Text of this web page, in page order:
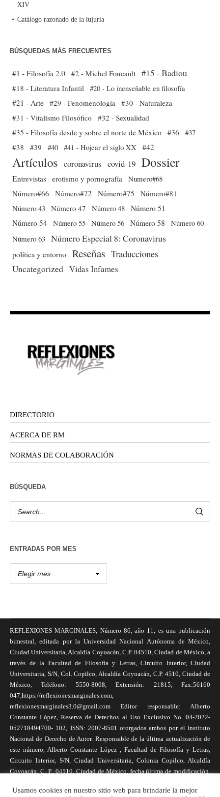
XIV
Catálogo razonado de la lujuria
BÚSQUEDAS MÁS FRECUENTES
#1 - Filosofía 2.0 #2 - Michel Foucault #15 - Badiou
#18 - Literatura Infantil #20 - Lo inenseñable en filosofía
#21 - Arte #29 - Fenomenología
#30 - Naturaleza
#31 - Vitalismo Filosófico
#32 - Sexualidad
#35 - Filosofía desde y sobre el norte de México #36 #37
#38
#39 #40 #41 - Hojear el siglo XX #42
Artículos coronavirus covid-19 Dossier
Entrevistas erotismo y pornografía
Numero#68
Número#66
Número#72 Número#75
Número#81
Número 43 Número 47 Número 48 Número 51
Número 54 Número 55 Número 56 Número 58
Número 60
Número 63 Número Especial 8: Coronavirus
política y entorno Reseñas Traducciones
Uncategorized Vidas Infames
DIRECTORIO
ACERCA DE RM
NORMAS DE COLABORACIÓN
BÚSQUEDA
ENTRADAS POR MES
REFLEXIONES MARGINALES, Número 86, año 11, es una publicación
bimestral, editada por la Universidad Nacional Autónoma de México,
Ciudad Universitaria, Alcaldía Coyoacán, C.P. 04510, Ciudad de México, a
través de la Facultad de Filosofía y Letras, Circuito Interior, Ciudad
Universitaria, S/N, Col. Copilco, Alcaldía Coyoacán, C.P. 4510, Ciudad de
México, Teléfono: 5550-8008, Extensión: 21815, Fax:56160
047,https://reflexionesmarginales.com,
reflexionesmarginales3.0@gmail.com Editor responsable: Alberto
Constante López, Reserva de Derechos al Uso Exclusivo No. 04-2022-
052718494700- 102, ISSN: 2007-8501 otorgados ambos por el Instituto
Nacional de Derecho de Autor. Responsable de la última actualización de
este número, Alberto Constante López , Facultad de Filosofía y Letras,
Circuito Interior, S/N, Ciudad Universitaria, Colonia Copilco, Alcaldía
Coyoacán, C. P., 04510, Ciudad de México, fecha última de modificación,
necesariamente reflejan la postura de la revista, ni de Universidad Nacional
Usamos cookies en nuestro sitio web para brindarle la mejor